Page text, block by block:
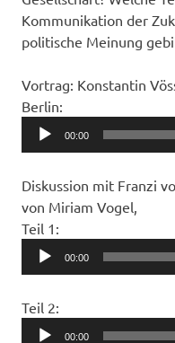
Kommunikation der
politische Meinung
Vortrag: Konstantin
Berlin:
Audio
00:00
Diskussion mit Franzi
von Miriam Vogel,
Teil 1:
Audio
00:00
Teil 2:
Audio
00:00